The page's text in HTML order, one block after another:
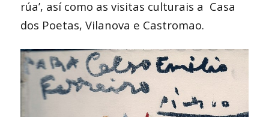
rúa’, así como as visitas culturais a Casa
dos Poetas, Vilanova e Castromao.